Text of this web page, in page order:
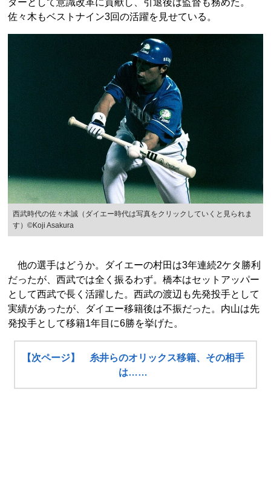
ダーとして意識改革に貢献し、引退後は監督も務めた。
佐々木もベストナイン3回の活躍を見せている。
西武時代の佐々木誠（ダイエー時代は写真をクリックしていくと見られま
す）©Koji Asakura
他の選手はどうか。ダイエーの村田は3年連続2ケタ勝利
だったが、西武では全く振るわず。橋本はセットアッパー
として西武で長く活躍した。西武の渡辺も先発投手として
実績があったが、ダイエー移籍後は不振だった。内山は先
発投手として移籍1年目に6勝を挙げた。
【次ページ】 糸井らのオリックス移籍、その相手
は……